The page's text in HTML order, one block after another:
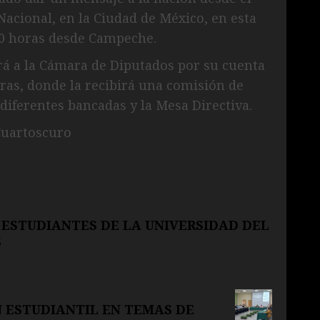
en la Ciudad de México, en esta
horas desde Campeche.
a la Cámara de Diputados por su cuenta
donde la recibirá una comisión de
bancadas y la Mesa Directiva.
DE LA UNIVERSIDAD DEL
EN TEMAS DE